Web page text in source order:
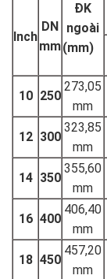
Inch
DN
mm
ĐK
ngoài
(mm)
10 250
273,05
mm
12 300
323,85
mm
14 350
355,60
mm
16 400
406,40
mm
18 450
457,20
mm